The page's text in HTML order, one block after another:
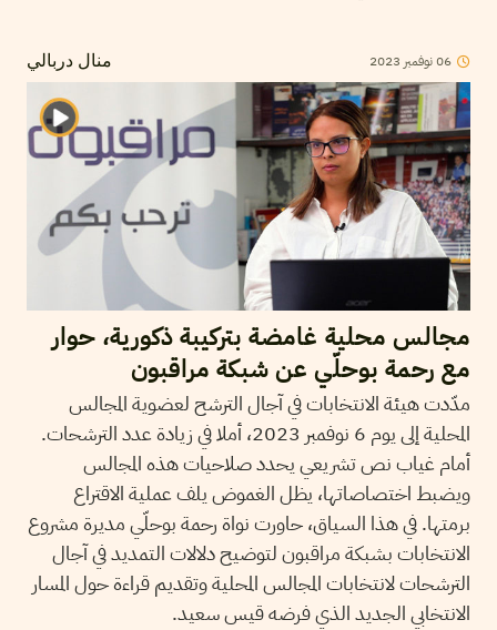
منال دربالي 06نوفمبر 2023
مجالس محلية غامضة بتركيبة ذكورية، حوار
مع رحمة بوحلّي عن شبكة مراقبون
مدّدت هيئة الانتخابات في آجال الترشح لعضوية المجالس
المحلية إلى يوم 6 نوفمبر 2023، أملا في زيادة عدد الترشحات.
أمام غياب نص تشريعي يحدد صلاحيات هذه المجالس
ويضبط اختصاصاتها، يظل الغموض يلف عملية الاقتراع
برمتها. في هذا السياق، حاورت نواة رحمة بوحلّي مديرة مشروع
الانتخابات بشبكة مراقبون لتوضيح دلالات التمديد في آجال
الترشحات لانتخابات المجالس المحلية وتقديم قراءة حول المسار
الانتخابي الجديد الذي فرضه قيس سعيد.